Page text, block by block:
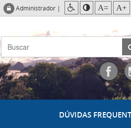
Administrador | A= A+
DÚVIDAS